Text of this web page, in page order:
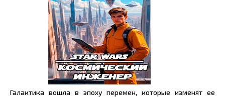
Галактика вошла в эпоху перемен, которые изменят ее